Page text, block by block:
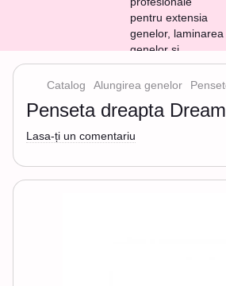
Catalog Alungirea genelor
Penseta dreapta
Lasa-ți un comentariu